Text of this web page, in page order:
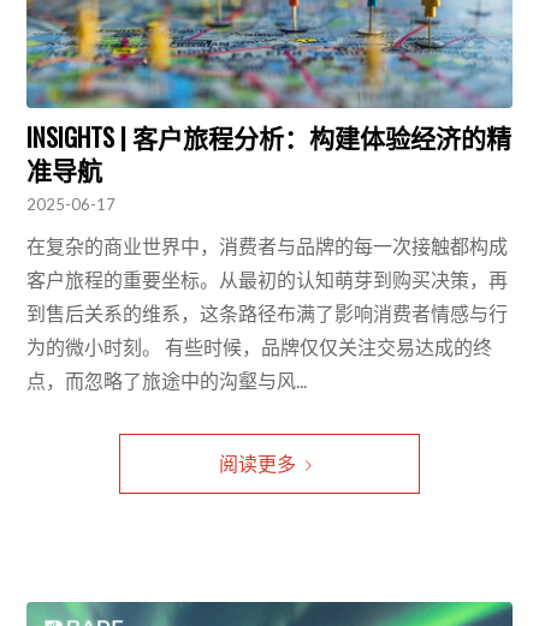
INSIGHTS | 客户旅程分析：构建体验经济的精
准导航
2025-06-17
在复杂的商业世界中，消费者与品牌的每一次接触都构成
客户旅程的重要坐标。从最初的认知萌芽到购买决策，再
到售后关系的维系，这条路径布满了影响消费者情感与行
为的微小时刻。 有些时候，品牌仅仅关注交易达成的终
点，而忽略了旅途中的沟壑与风...
阅读更多